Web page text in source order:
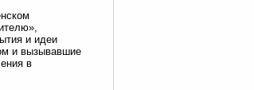
и идеи
и вызывавшие
в